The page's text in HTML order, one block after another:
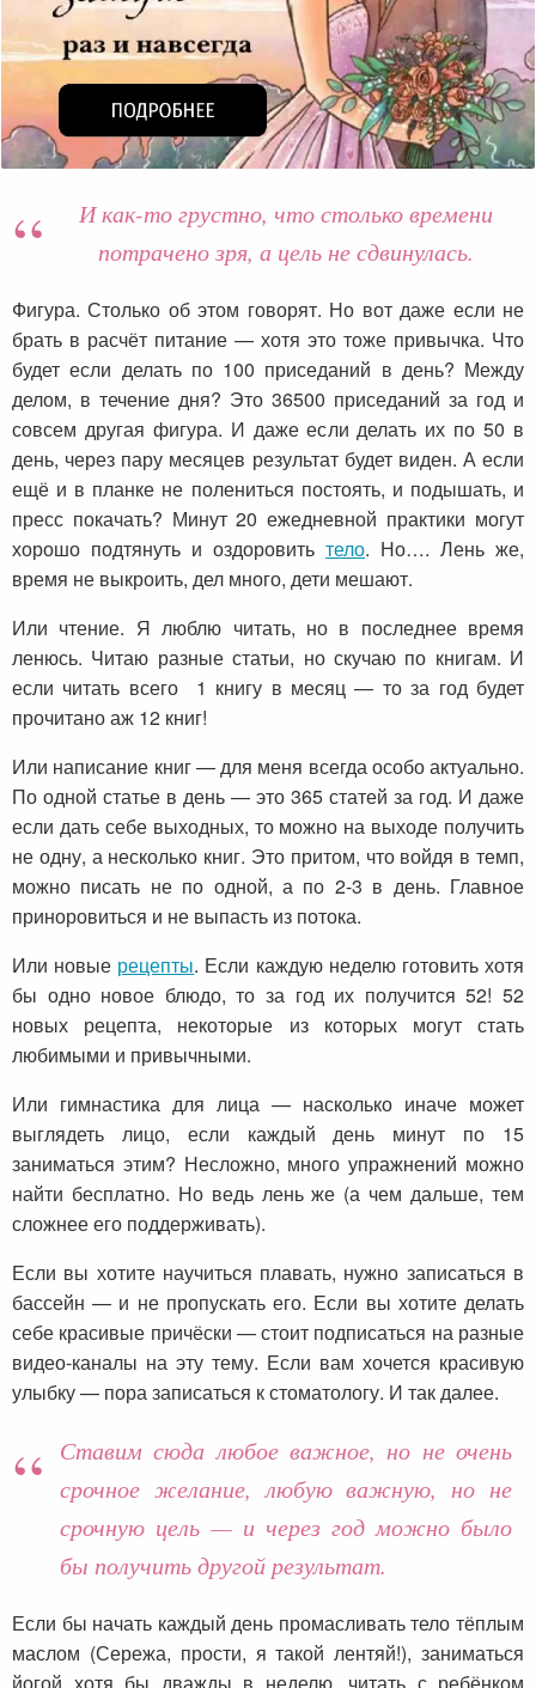
И как-то грустно, что столько времени
потрачено зря, а цель не сдвинулась.
Фигура. Столько об этом говорят. Но вот даже если не
брать в расчёт питание — хотя это тоже привычка. Что
будет если делать по 100 приседаний в день? Между
делом, в течение дня? Это 36500 приседаний за год и
совсем другая фигура. И даже если делать их по 50 в
день, через пару месяцев результат будет виден. А если
ещё и в планке не полениться постоять, и подышать, и
пресс покачать? Минут 20 ежедневной практики могут
хорошо подтянуть и оздоровить тело. Но…. Лень же,
время не выкроить, дел много, дети мешают.
Или чтение. Я люблю читать, но в последнее время
ленюсь. Читаю разные статьи, но скучаю по книгам. И
если читать всего 1 книгу в месяц — то за год будет
прочитано аж 12 книг!
Или написание книг — для меня всегда особо актуально.
По одной статье в день — это 365 статей за год. И даже
если дать себе выходных, то можно на выходе получить
не одну, а несколько книг. Это притом, что войдя в темп,
можно писать не по одной, а по 2-3 в день. Главное
приноровиться и не выпасть из потока.
Или новые рецепты. Если каждую неделю готовить хотя
бы одно новое блюдо, то за год их получится 52! 52
новых рецепта, некоторые из которых могут стать
любимыми и привычными.
Или гимнастика для лица — насколько иначе может
выглядеть лицо, если каждый день минут по 15
заниматься этим? Несложно, много упражнений можно
найти бесплатно. Но ведь лень же (а чем дальше, тем
сложнее его поддерживать).
Если вы хотите научиться плавать, нужно записаться в
бассейн — и не пропускать его. Если вы хотите делать
себе красивые причёски — стоит подписаться на разные
видео-каналы на эту тему. Если вам хочется красивую
улыбку — пора записаться к стоматологу. И так далее.
Ставим сюда любое важное, но не очень
срочное желание, любую важную, но не
срочную цель — и через год можно было
бы получить другой результат.
Если бы начать каждый день промасливать тело тёплым
маслом (Сережа, прости, я такой лентяй!), заниматься